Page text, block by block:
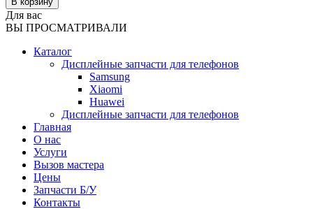
Для вас
ВЫ ПРОСМАТРИВАЛИ
Каталог
Дисплейные запчасти для телефонов
Samsung
Xiaomi
Huawei
Дисплейные запчасти для телефонов
Главная
О нас
Услуги
Вызов мастера
Цены
Запчасти Б/У
Контакты